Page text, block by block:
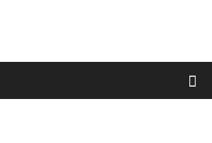
Французский